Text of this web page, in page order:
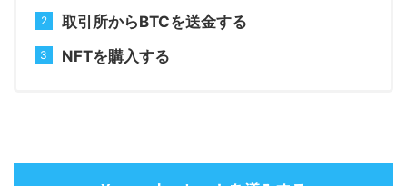
取引所からBTCを送金する
NFTを購入する